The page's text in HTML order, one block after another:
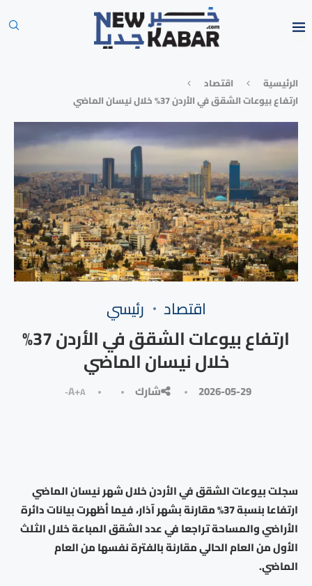
الرئيسية
⁠اقتصاد
ارتفاع بيوعات الشقق في الأردن 37% خلال نيسان الماضي
⁠اقتصاد رئيسي
ارتفاع بيوعات الشقق في الأردن 37%
خلال نيسان الماضي
2026-05-29 شارك A+A-
سجلت بيوعات الشقق في الأردن خلال شهر نيسان الماضي
ارتفاعا بنسبة 37% مقارنة بشهر آذار، فيما أظهرت بيانات دائرة
الأراضي والمساحة تراجعا في عدد الشقق المباعة خلال الثلث
الأول من العام الحالي مقارنة بالفترة نفسها من العام
الماضي.